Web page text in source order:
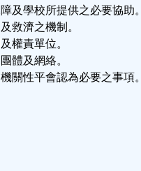
及學校所提供之必要協助。
救濟之機制。
權責單位。
體及網絡。
關性平會認為必要之事項。